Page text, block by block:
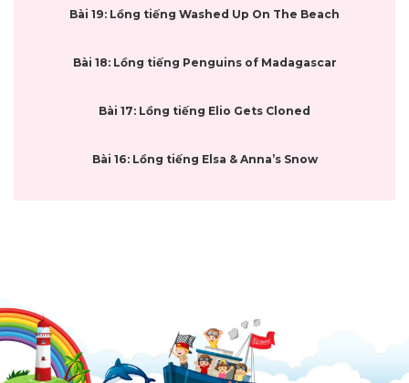
Bài 19: Lồng tiếng Washed Up On The Beach
Bài 18: Lồng tiếng Penguins of Madagascar
Bài 17: Lồng tiếng Elio Gets Cloned
Bài 16: Lồng tiếng Elsa & Anna’s Snow